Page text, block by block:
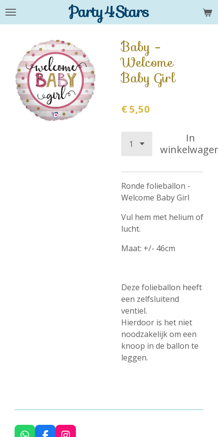
Ga
hoofdinhoud
Party4Stars
Baby -
Welcome
Baby Girl
€ 5,50
In
Ronde folieballon -
Welcome Baby Girl
Vul hem met helium of
lucht.
Maat: +/- 46cm
Deze folieballon heeft
een zelfsluitend
ventiel.
Hierdoor is het niet
noodzakelijk om een
knoop in de ballon te
leggen.